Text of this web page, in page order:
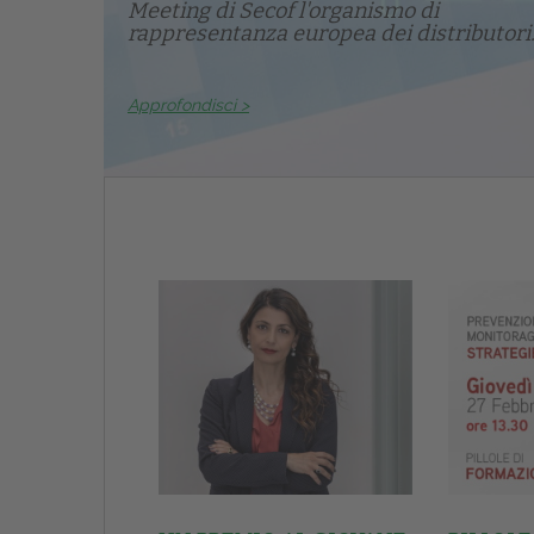
Meeting di Secof l'organismo di
rappresentanza europea dei
Approfondisci >